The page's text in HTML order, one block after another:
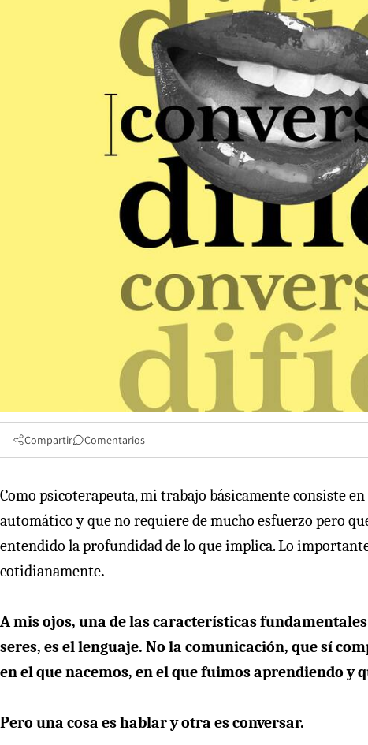
Compartir Comentarios
Como psicoterapeuta, mi trabajo básicamente consiste
automático y que no requiere de mucho esfuerzo pero
entendido la profundidad de lo que implica. Lo
cotidianamente.
A mis ojos, una de las características
seres, es el lenguaje. No la comunicación, que sí
en el que nacemos, en el que fuimos aprendiendo
Pero una cosa es hablar y otra es conversar.